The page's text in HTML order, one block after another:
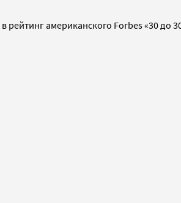
в рейтинг американского Forbes «30 до